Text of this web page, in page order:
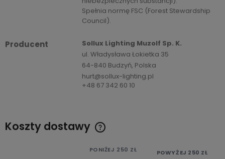
Spełnia normę FSC (Forest Stewardship
Council).
Producent
Sollux Lighting Muzolf Sp. K.
ul. Władysława Łokietka 35
64-840 Budzyń, Polska
hurt@sollux-lighting.pl
+48 67 342 60 10
Koszty dostawy
Cena nie zawiera ewentualnych kosztów płatności
PONIŻEJ 250 ZŁ POWYŻEJ 250 ZŁ